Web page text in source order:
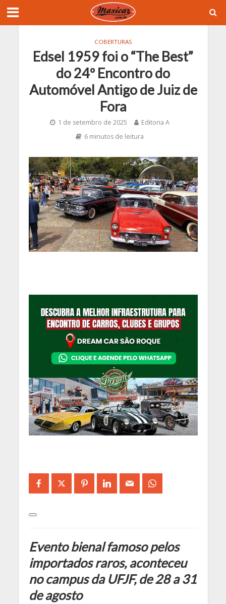
COBERTURAS
Edsel 1959 foi o “The Best”
do 24º Encontro do
Automóvel Antigo de Juiz de
Fora
1 de setembro de 2025
Editoria A
6 minutos de leitura
Evento bienal famoso pelos
importados raros, aconteceu
no campus da UFJF, de 28 a 31
de agosto